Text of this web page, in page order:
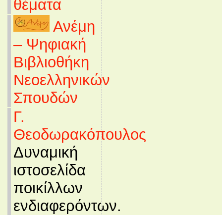
θέματα
Ανέμη
– Ψηφιακή
Βιβλιοθήκη
Νεοελληνικών
Σπουδών
Γ.
Θεοδωρακόπουλος
Δυναμική
ιστοσελίδα
ποικίλλων
ενδιαφερόντων.